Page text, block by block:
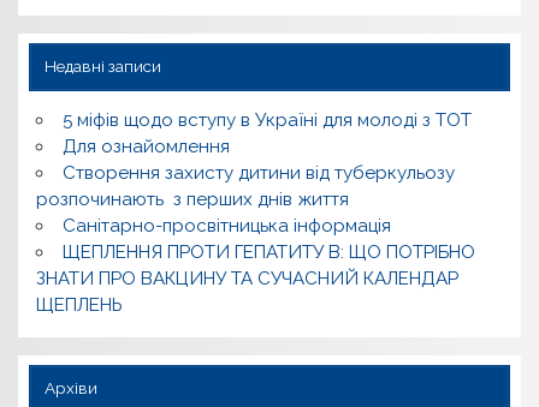
Недавні записи
5 міфів щодо вступу в Україні для молоді з ТОТ
Для ознайомлення
Створення захисту дитини від туберкульозу
розпочинають з перших днів життя
Санітарно-просвітницька інформація
ЩЕПЛЕННЯ ПРОТИ ГЕПАТИТУ В: ЩО ПОТРІБНО
ЗНАТИ ПРО ВАКЦИНУ ТА СУЧАСНИЙ КАЛЕНДАР
ЩЕПЛЕНЬ
Архіви